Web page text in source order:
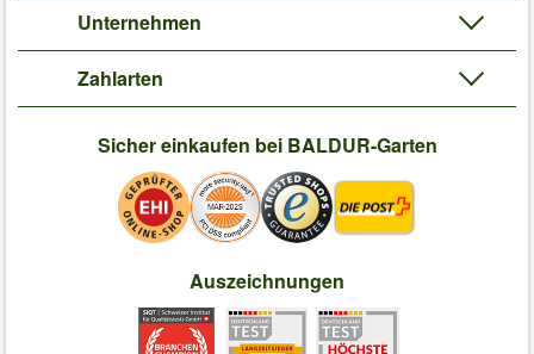
Unternehmen
Zahlarten
Sicher einkaufen bei BALDUR-Garten
Auszeichnungen